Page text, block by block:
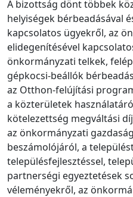
A bizottság dönt többek
helyiségek bérbeadásával
kapcsolatos ügyekről, az
elidegenítésével
önkormányzati telkek,
gépkocsi-beállók
az Otthon-felújítási
a közterületek
kötelezettség megváltási
az önkormányzati
beszámolójáról, a
településfejlesztéssel,
partnerségi egyeztetések
véleményekről, az